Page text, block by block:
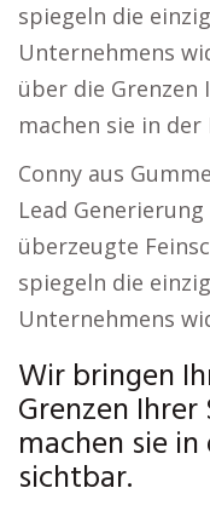
spiegeln die
Unternehmens
über die Grenzen
machen sie in der
Conny aus
Lead
überzeugte
spiegeln die
Unternehmens
Wir bringen
Grenzen
machen sie
sichtbar.